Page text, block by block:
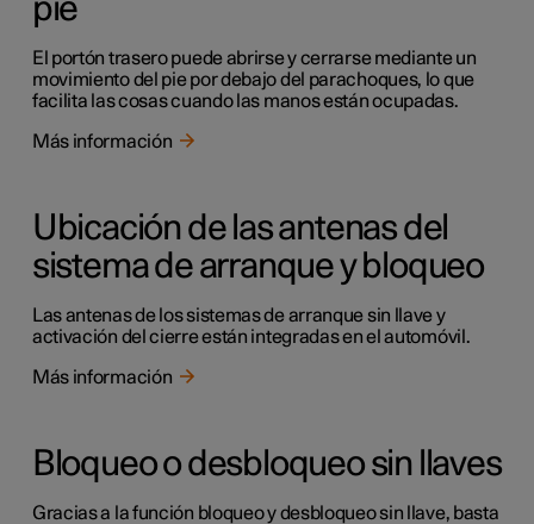
pie
El portón trasero puede abrirse y cerrarse mediante un
movimiento del pie por debajo del parachoques, lo que
facilita las cosas cuando las manos están ocupadas.
Más información
Ubicación de las antenas del
sistema de arranque y bloqueo
Las antenas de los sistemas de arranque sin llave y
activación del cierre están integradas en el automóvil.
Más información
Bloqueo o desbloqueo sin llaves
Gracias a la función bloqueo y desbloqueo sin llave, basta